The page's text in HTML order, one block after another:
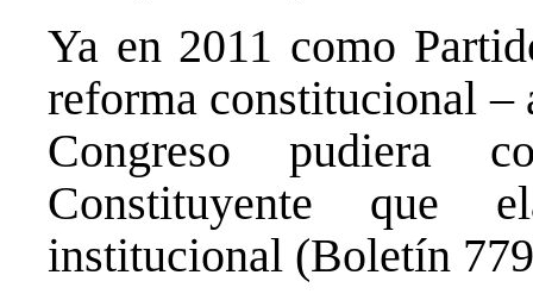
Ya en 2011 como
reforma constitucional –
Congreso pudiera
Constituyente que
institucional (Boletín